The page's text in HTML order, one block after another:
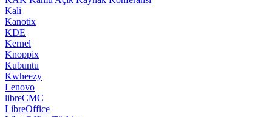
Kali
Kanotix
KDE
Kernel
Knoppix
Kubuntu
Kwheezy
Lenovo
libreCMC
LibreOffice